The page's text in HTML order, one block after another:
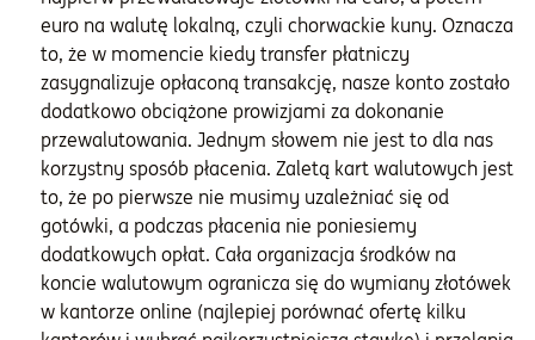
euro na walutę lokalną, czyli chorwackie kuny. Oznacza
to, że w momencie kiedy transfer płatniczy
zasygnalizuje opłaconą transakcję, nasze konto zostało
dodatkowo obciążone prowizjami za dokonanie
przewalutowania. Jednym słowem nie jest to dla nas
korzystny sposób płacenia. Zaletą kart walutowych jest
to, że po pierwsze nie musimy uzależniać się od
gotówki, a podczas płacenia nie poniesiemy
dodatkowych opłat. Cała organizacja środków na
koncie walutowym ogranicza się do wymiany złotówek
w kantorze online (najlepiej porównać ofertę kilku